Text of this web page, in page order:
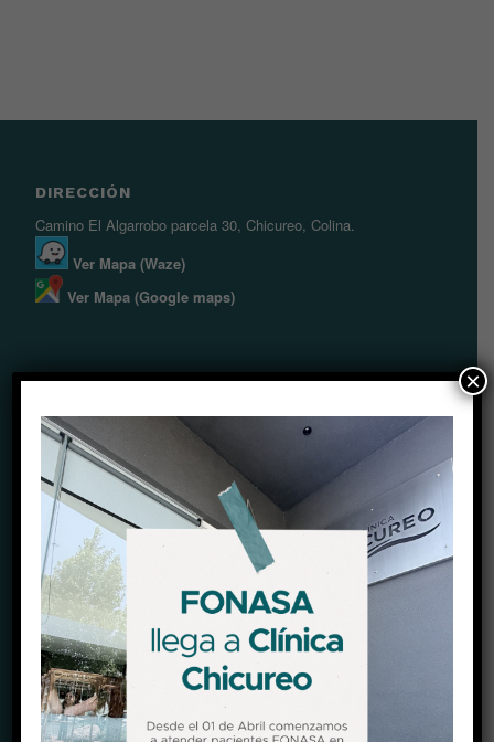
DIRECCIÓN
Camino El Algarrobo parcela 30, Chicureo, Colina.
Ver Mapa (Waze)
Ver Mapa (Google maps)
HORARIOS
Lunes a viernes
09:00 a 18:30 hrs
Sábado
09:00 a 14:00 hrs
CONTACTO
Teléfono:+56 22 2678750
Celular:+56987789823
E-Mail:recepcion@clinicachicureo.com
Sitio Web:www.clinicahicureo.com
×